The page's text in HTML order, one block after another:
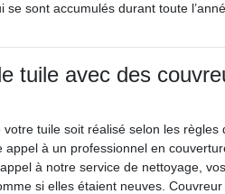
se sont accumulés durant toute
tuile avec des
tuile soit réalisé selon les règles
appel à un professionnel en
à notre service de nettoyage,
si elles étaient neuves.